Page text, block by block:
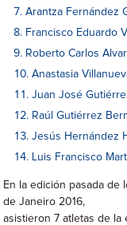
Arantza Fernández
Francisco Eduardo
Roberto Carlos
Anastasia
Juan José
Raúl Gutiérrez
Jesús Hernández
Luis Francisco
En la edición pasada de
de Janeiro 2016,
asistieron 7 atletas de la